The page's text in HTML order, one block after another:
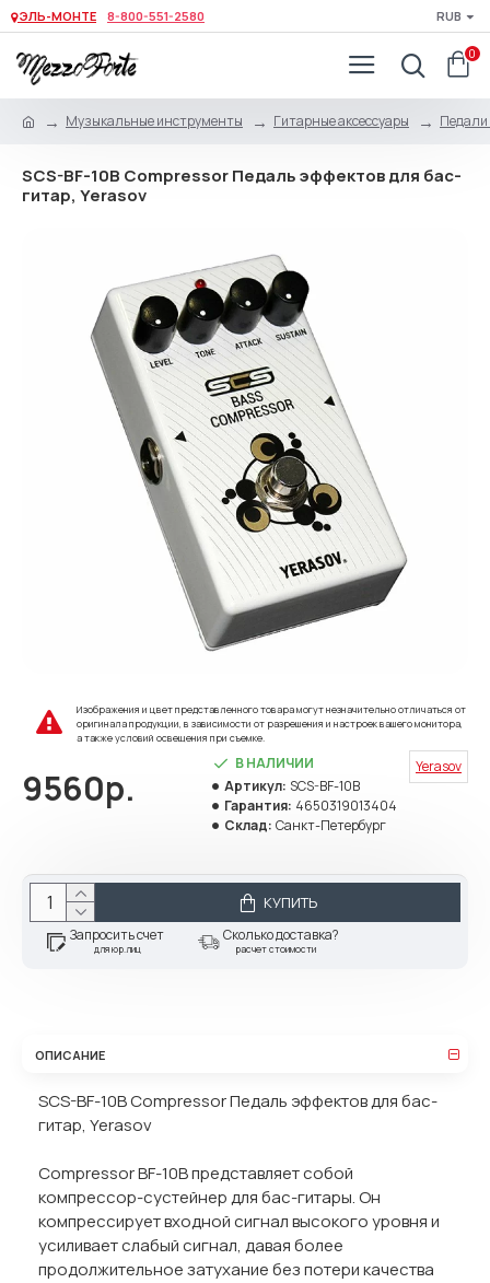
ЭЛЬ-МОНТЕ 8-800-551-2580 RUB
0
Музыкальные инструменты Гитарные аксессуары Педали
SCS-BF-10B Сompressor Педаль эффектов для бас-
гитар, Yerasov
Изображения и цвет представленного товара могут незначительно отличаться от
оригинала продукции, в зависимости от разрешения и настроек вашего монитора,
а также условий освещения при съемке.
9560р.
В НАЛИЧИИ
Артикул: SCS-BF-10B
Гарантия: 4650319013404
Склад: Санкт-Петербург
Yerasov
КУПИТЬ
Запросить счет
для юр.лиц
Сколько доставка?
расчет стоимости
ОПИСАНИЕ
SCS-BF-10B Сompressor Педаль эффектов для бас-
гитар, Yerasov
Compressor BF-10B представляет собой
компрессор-сустейнер для бас-гитары. Он
компрессирует входной сигнал высокого уровня и
усиливает слабый сигнал, давая более
продолжительное затухание без потери качества